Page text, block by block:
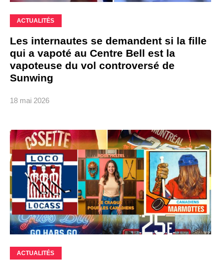
ACTUALITÉS
Les internautes se demandent si la fille
qui a vapoté au Centre Bell est la
vapoteuse du vol controversé de
Sunwing
18 mai 2026
ACTUALITÉS